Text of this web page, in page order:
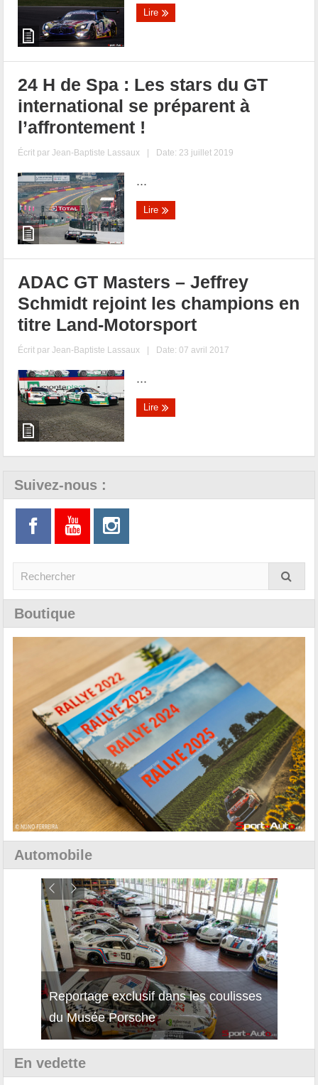
Lire
24 H de Spa : Les stars du GT
international se préparent à
l’affrontement !
Écrit parJean-Baptiste Lassaux | Date: 23 juillet 2019
...
Lire
ADAC GT Masters – Jeffrey
Schmidt rejoint les champions en
titre Land-Motorsport
Écrit parJean-Baptiste Lassaux | Date: 07 avril 2017
...
Lire
Suivez-nous :
Boutique
Automobile
Reportage exclusif dans les coulisses
du Musée Porsche
En vedette